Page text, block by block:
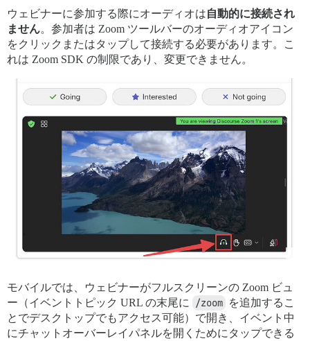
ウェビナーに参加する際にオーディオは自動的に接続され
ません。参加者は Zoom ツールバーのオーディオアイコン
をクリックまたはタップして接続する必要があります。こ
れは Zoom SDK の制限であり、変更できません。
モバイルでは、ウェビナーがフルスクリーンの Zoom ビュ
ー（イベントトピック URL の末尾に
/zoom を追加するこ
とでデスクトップでもアクセス可能）で開き、イベント中
にチャットオーバーレイパネルを開くためにタップできる